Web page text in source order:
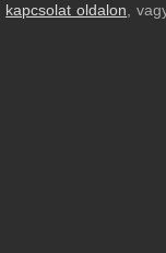
kapcsolat oldalon ,